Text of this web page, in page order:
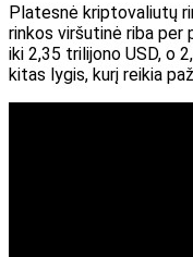
Platesnė kriptovaliutų
rinkos viršutinė riba per
iki 2,35 trilijono USD, o
kitas lygis, kurį reikia